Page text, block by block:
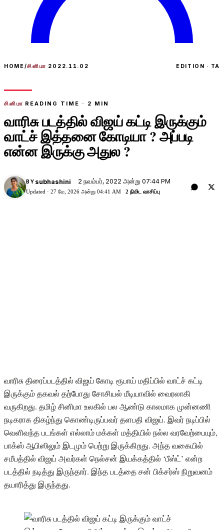
HOME/சினிமா 2022.11.02 EDITION · TA
சினிமா READING TIME · 2 MIN
வாரிசு படத்தில் விஜய் கட்டி இருக்கும்
வாட்ச் இத்தனை கோடியா ? அப்படி
என்ன இருக்கு அதுல ?
BY subhashini 2 நவம்பர், 2022 அன்று 07:44 PM
Updated · 27 மே, 2026 அன்று 04:41 AM 2 நிமிட வாசிப்பு
வாரிசு திரைப்படத்தில் விஜய் கோடி ரூபாய் மதிப்பில் வாட்ச் கட்டி
இருக்கும் தகவல் தற்போது சோசியல் மீடியாவில் வைரலாகி
வருகிறது. தமிழ் சினிமா உலகில் பல ஆண்டு காலமாக முன்னணி
நடிகராக திகழ்ந்து கொண்டிருப்பவர் தளபதி விஜய். இவர் நடிப்பில்
வெளிவந்த படங்கள் எல்லாம் மக்கள் மத்தியில் நல்ல வரவேற்பையும்,
பாக்ஸ் ஆபிஸிலும் இடமும் பெற்று இருக்கிறது. அந்த வகையில்
சமீபத்தில் விஜய் அவர்கள் நெல்சன் இயக்கத்தில் ‘பீஸ்ட்’ என்ற
படத்தில் நடித்து இருந்தார். இந்த படத்தை சன் பிக்சர்ஸ் நிறுவனம்
தயாரித்து இருந்தது.